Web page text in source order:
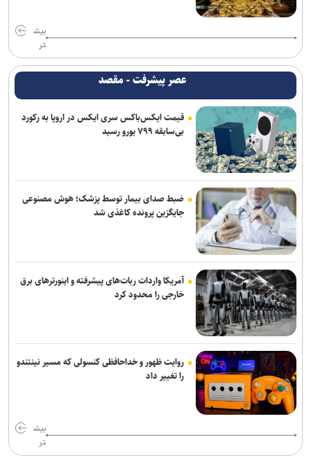
خواهد شد
بیش
تر
عصر پیشرفت - مقصد
قیمت ایکس‌باکس سری ایکس در اروپا به رکورد
بی‌سابقه ۷۹۹ یورو رسید
ضبط صدای بیمار توسط پزشک؛ هوش مصنوعی
جایگزین پرونده کاغذی شد
آمریکا واردات ربات‌های پیشرفته و اینورترهای برق
خارجی را محدود کرد
روایت ظهور و خداحافظی کنسولی که مسیر نینتندو
را تغییر داد
بیش
تر